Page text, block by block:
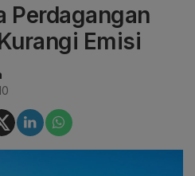
Perdagangan
Emisi